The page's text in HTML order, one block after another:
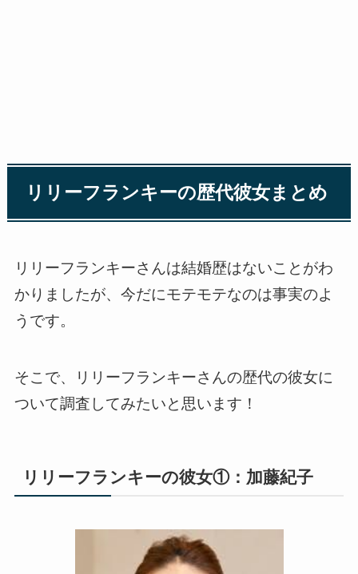
リリーフランキーの歴代彼女まとめ
リリーフランキーさんは結婚歴はないことがわ
かりましたが、今だにモテモテなのは事実のよ
うです。
そこで、リリーフランキーさんの歴代の彼女に
ついて調査してみたいと思います！
リリーフランキーの彼女①：加藤紀子